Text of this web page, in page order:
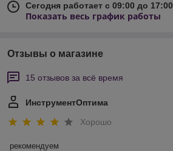
Сегодня работает с 09:00 до 17:00
Показать весь график работы
Отзывы о магазине
15 отзывов за всё время
ИнструментОптима
Хорошо
рекомендуем